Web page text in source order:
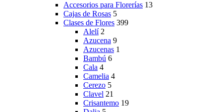
Accesorios para Florerías 13
Cajas de Rosas 5
Clases de Flores 399
Alelí 2
Azucena 9
Azucenas 1
Bambú 6
Cala 4
Camelia 4
Cerezo 5
Clavel 21
Crisantemo 19